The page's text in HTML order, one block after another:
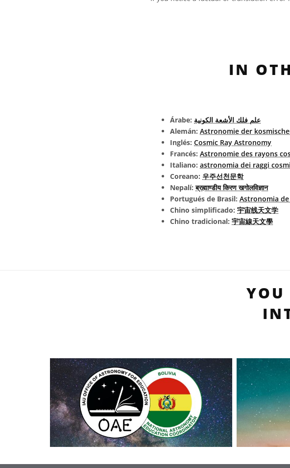
IN
Árabe: علم فلك الأشعة الكونية
Alemán: Astronomie der
Inglés: Cosmic Ray Astronomy
Francés: Astronomie des rayons
Italiano: astronomia dei raggi
Coreano: 우주선천문학
Nepalí:ब्रह्माण्डीय किरण खगोलविज्ञान
Portugués de Brasil: Astronomia de
Chino simplificado: 宇宙线天文学
Chino tradicional: 宇宙線天文學
YOU